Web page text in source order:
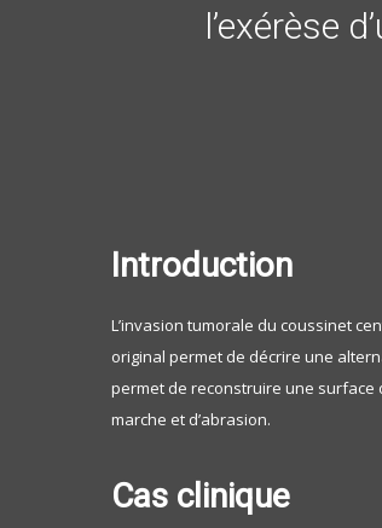
l’exérèse
Introduction
L’invasion tumorale du coussinet
original permet de décrire une
permet de reconstruire une surface
marche et d’abrasion.
Cas clinique